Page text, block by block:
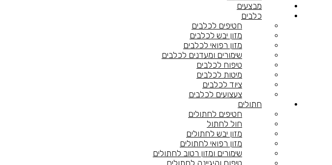
מבצעים
כלבים
חטיפים לכלבים
מזון יבש לכלבים
מזון רפואי לכלבים
שימורים ומעדנים לכלבים
טיפוח לכלבים
מיטות לכלבים
ציוד לכלבים
צעצועים לכלבים
חתולים
חטיפים לחתולים
חול לחתול
מזון יבש לחתולים
מזון רפואי לחתולים
שימורים ומזון רטוב לחתולים
טיפוח והיגיינה לחתולים